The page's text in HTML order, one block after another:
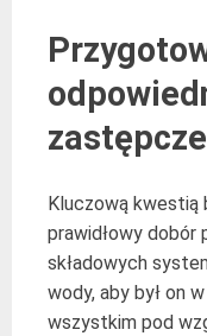
Kluczową kwestią
prawidłowy
składowych
wody, aby był on
wszystkim pod